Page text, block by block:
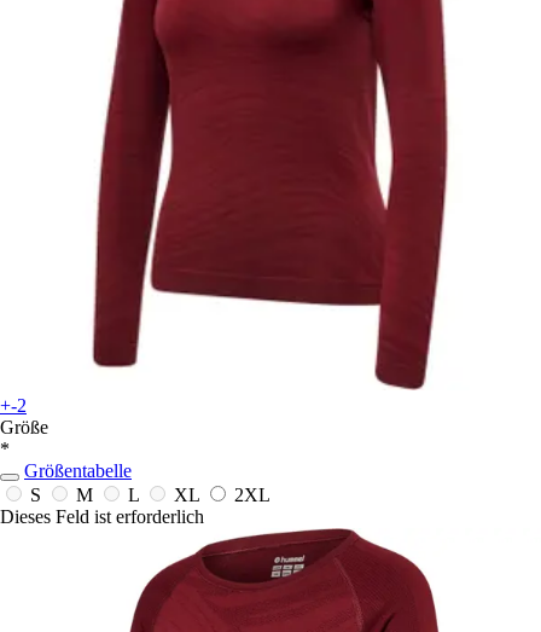
+-2
Größe
*
Größentabelle
S
M L XL
2XL
Dieses Feld ist erforderlich